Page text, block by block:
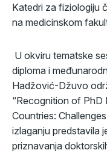
Katedri za fiziologiju
na medicinskom
U okviru tematske
diploma i
Hadžović-Džuvo
“Recognition of PhD
Countries:
izlaganju predstavila
priznavanja